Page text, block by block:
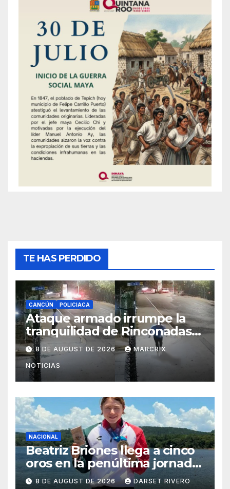
TE HAS PERDIDO
CANCÚN POLICIACA
Ataque armado irrumpe la
tranquilidad de Rinconadas
del Mar en Cancún
8 DE AUGUST DE 2026 MARCRIX
NOTICIAS
NACIONAL
Beatriz Briones llega a cinco
oros en la penúltima jornada
de Santo Domingo 2026
8 DE AUGUST DE 2026 DARSET RIVERO